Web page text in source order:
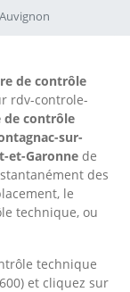
de contrôle
rdv-controle-
de contrôle
sur-
et-Garonne de
des
le
technique, ou
technique
et cliquez sur